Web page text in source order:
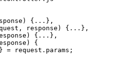
{...},
response) {...},
{...},
{
= request.params;